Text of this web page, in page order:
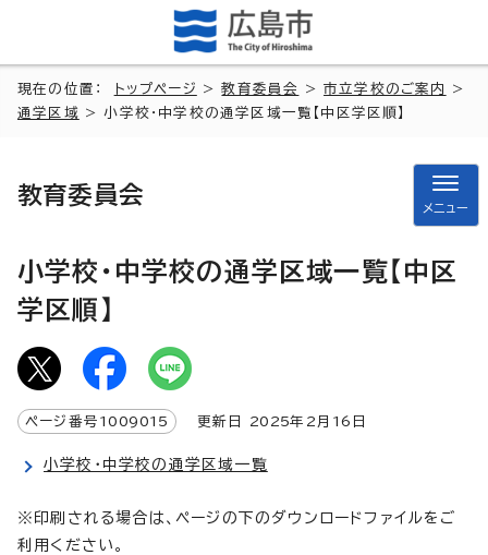
現在の位置： トップページ >教育委員会 >市立学校のご案内
>
通学区域 > 小学校・中学校の通学区域一覧【中区学区順】
教育委員会
メニュー
小学校・中学校の通学区域一覧【中区
学区順】
ページ番号 1009015 更新日 2025年2月 16 日
小学校・中学校の通学区域一覧
※印刷される場合は、ページの下のダウンロードファイルをご
利用ください。